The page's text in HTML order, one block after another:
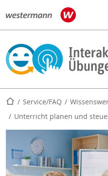
Startseite
Service/FAQ
Unterricht planen und